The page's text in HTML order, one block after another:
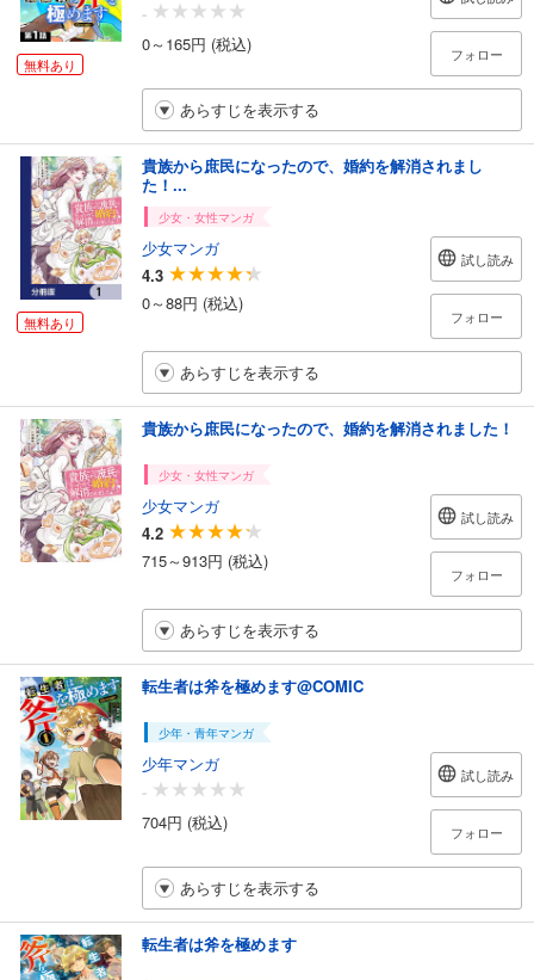
無料あり
-
0～165円 (税込)
フォロー
あらすじを表示する
無料あり
貴族から庶民になったので、婚約を解消されまし
た！...
少女・女性マンガ
少女マンガ
4.3
0～88円 (税込)
試し読み
フォロー
あらすじを表示する
貴族から庶民になったので、婚約を解消されました！
少女・女性マンガ
少女マンガ
4.2
715～913円 (税込)
試し読み
フォロー
あらすじを表示する
転生者は斧を極めます@COMIC
少年・青年マンガ
少年マンガ
-
704円 (税込)
試し読み
フォロー
あらすじを表示する
転生者は斧を極めます